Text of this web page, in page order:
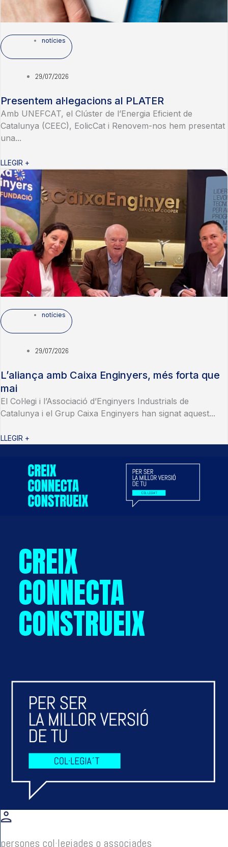
notícies
29/07/2026
Presentem al·legacions al PLATER
Amb UNEFCAT, el Clúster de l’Energia Eficient de
Catalunya (CEEC), EolicCat i Renovem-nos hem presentat
una...
LLEGIR +
notícies
29/07/2026
L’aliança amb Caixa Enginyers, més forta que
mai
El Col·legi i l’Associació d’Enginyers Industrials de
Catalunya i el Grup Caixa Enginyers han signat aquest...
LLEGIR +
CREIX
CONNECTA
CONSTRUEIX
persones col·legiades o associades